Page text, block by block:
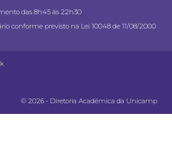
das 8h45 às 22h30
conforme previsto na Lei 10048 de 11/08/2000
© 2026 - Diretoria Acadêmica da Unicamp